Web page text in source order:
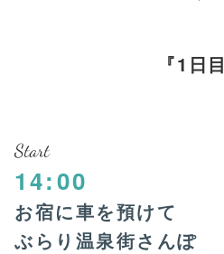
1日目
Start
14:00
お宿に車を預けて
ぶらり温泉街さんぽ